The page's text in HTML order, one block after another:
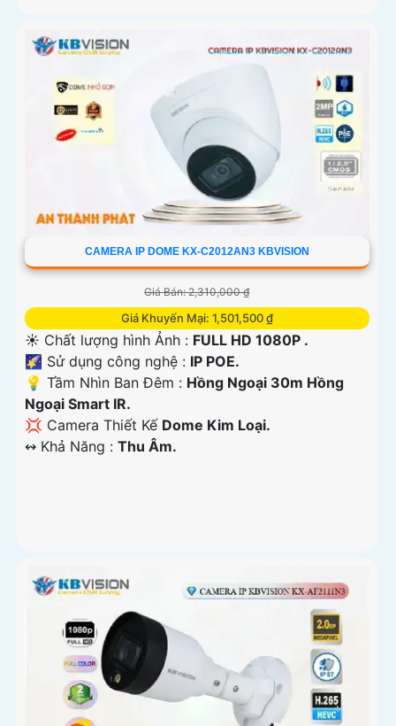
CAMERA IP DOME KX-C2012AN3 KBVISION
Giá Bán: 2,310,000 ₫
Giá Khuyến Mại: 1,501,500 ₫
☀️ Chất lượng hình Ảnh : FULL HD 1080P .
🌠 Sử dụng công nghệ : IP POE.
💡 Tầm Nhìn Ban Đêm : Hồng Ngoại 30m Hồng
Ngoại Smart IR.
💢 Camera Thiết Kế Dome Kim Loại.
️↭ Khả Năng : Thu Âm.